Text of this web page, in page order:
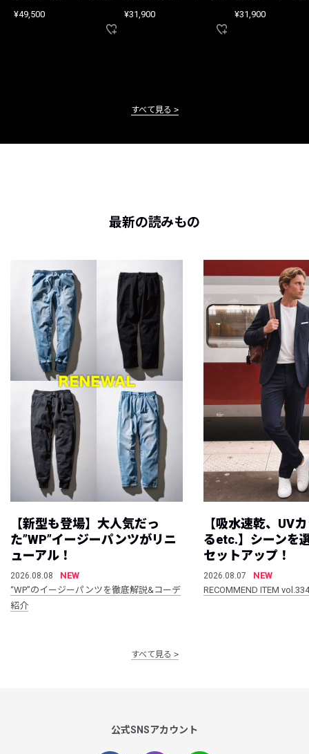
¥49,500 ¥31,900 ¥31,900
すべて見る
最新の読みもの
【新型も登場】大人気だっ
た”WP”イージーパンツがリニ
ューアル！
2026.08.08
NEW
“WP”のイージーパンツを徹底解説&コーデ
紹介
【吸水速乾、UV
るetc.】シーンを
セットアップ！
2026.08.07
NEW
RECOMMEND ITEM vol.334
すべて見る
公式SNSアカウント